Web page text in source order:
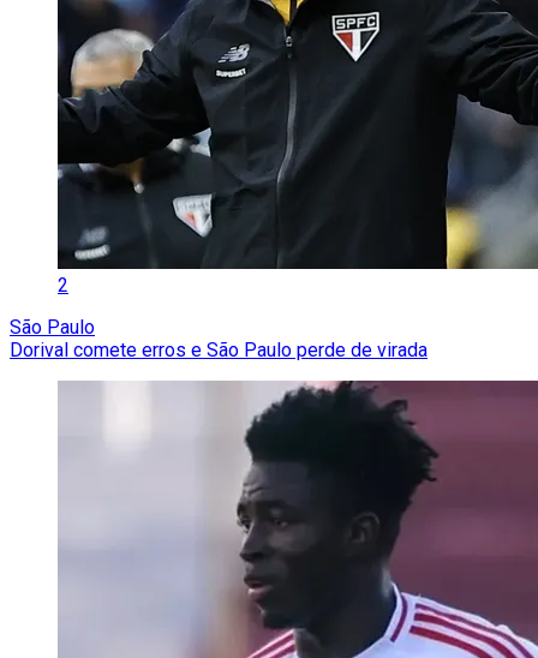
2
São Paulo
Dorival comete erros e São Paulo perde de virada